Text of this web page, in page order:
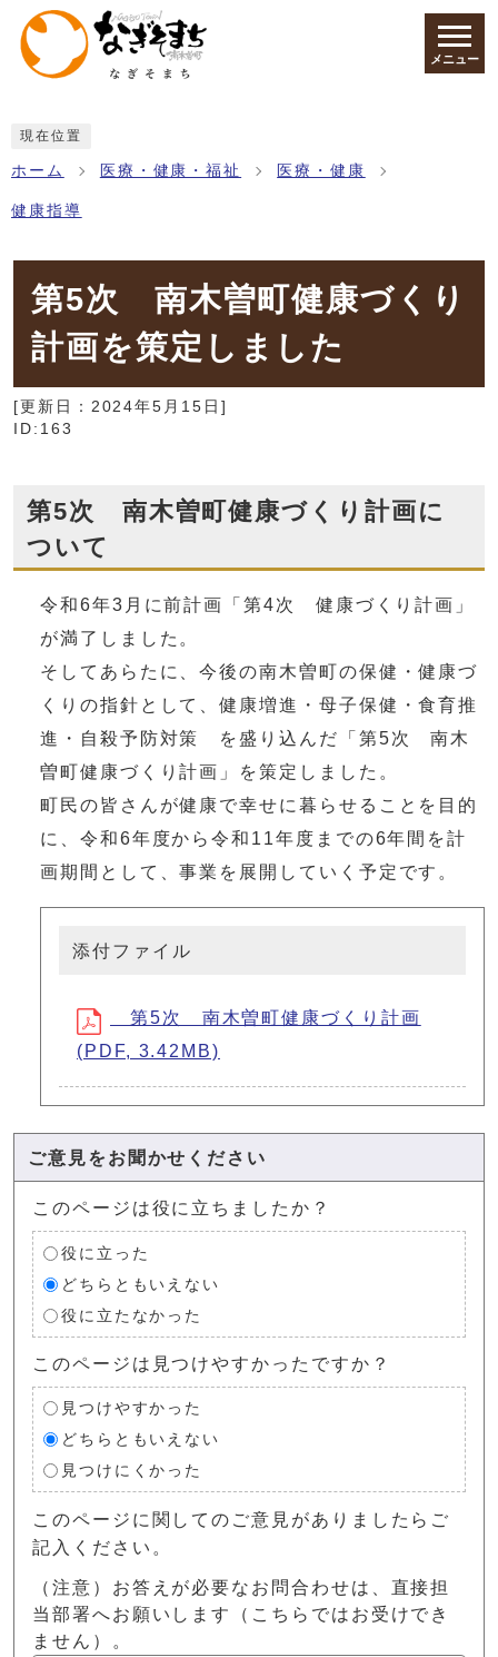
ページの先頭です
メニュー
現在位置
ホーム 医療・健康・福祉 医療・健康
健康指導
第5次 南木曽町健康づくり
計画を策定しました
[更新日： 2024年5月15日 ]
ID:163
第5次 南木曽町健康づくり計画に
ついて
令和6年3月に前計画「第4次 健康づくり計画」
が満了しました。
そしてあらたに、今後の南木曽町の保健・健康づ
くりの指針として、健康増進・母子保健・食育推
進・自殺予防対策 を盛り込んだ「第5次 南木
曽町健康づくり計画」を策定しました。
町民の皆さんが健康で幸せに暮らせることを目的
に、令和6年度から令和11年度までの6年間を計
画期間として、事業を展開していく予定です。
添付ファイル
第5次 南木曽町健康づくり計画
(PDF, 3.42MB)
ご意見をお聞かせください
このページは役に立ちましたか？
役に立った
どちらともいえない
役に立たなかった
このページは見つけやすかったですか？
見つけやすかった
どちらともいえない
見つけにくかった
このページに関してのご意見がありましたらご
記入ください。
（注意）お答えが必要なお問合わせは、直接担
当部署へお願いします（こちらではお受けでき
ません）。